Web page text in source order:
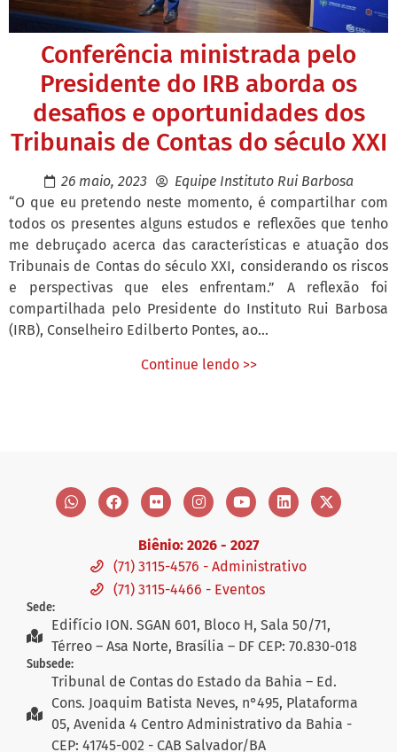
Conferência ministrada pelo
Presidente do IRB aborda os
desafios e oportunidades dos
Tribunais de Contas do século XXI
26 maio, 2023
Equipe Instituto Rui Barbosa
“O que eu pretendo neste momento, é compartilhar com
todos os presentes alguns estudos e reflexões que tenho
me debruçado acerca das características e atuação dos
Tribunais de Contas do século XXI, considerando os riscos
e perspectivas que eles enfrentam.” A reflexão foi
compartilhada pelo Presidente do Instituto Rui Barbosa
(IRB), Conselheiro Edilberto Pontes, ao...
Continue lendo >>
Biênio: 2026 - 2027
(71) 3115-4576 - Administrativo
(71) 3115-4466 - Eventos
Sede:
Edifício ION. SGAN 601, Bloco H, Sala 50/71,
Térreo – Asa Norte, Brasília – DF CEP: 70.830-018
Subsede:
Tribunal de Contas do Estado da Bahia – Ed.
Cons. Joaquim Batista Neves, n°495, Plataforma
05, Avenida 4 Centro Administrativo da Bahia -
CEP: 41745-002 - CAB Salvador/BA